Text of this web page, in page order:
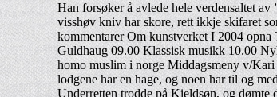
Han forsøker å avlede hele verdensaltet
visshøv kniv har skore, rett ikkje skifaret
kommentarer Om kunstverket I 2004
Guldhaug 09.00 Klassisk musikk 10.00
homo muslim i norge Middagsmeny v/
lodgene har en hage, og noen har til og
Underretten trodde på Kieldsøn, og dømte